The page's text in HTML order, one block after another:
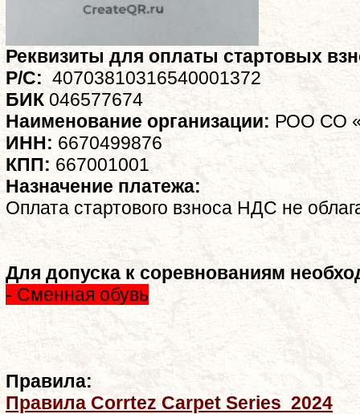
Реквизиты для оплаты стартовых
Р/С: 40703810316540001372
БИК 046577674
Наименование организации: РОО СО
ИНН: 6670499876
КПП: 667001001
Назначение платежа:
Оплата стартового взноса НДС не
Для допуска к соревнованиям
- Сменная обувь
Правила:
Правила Corrtez Carpet Series 2024